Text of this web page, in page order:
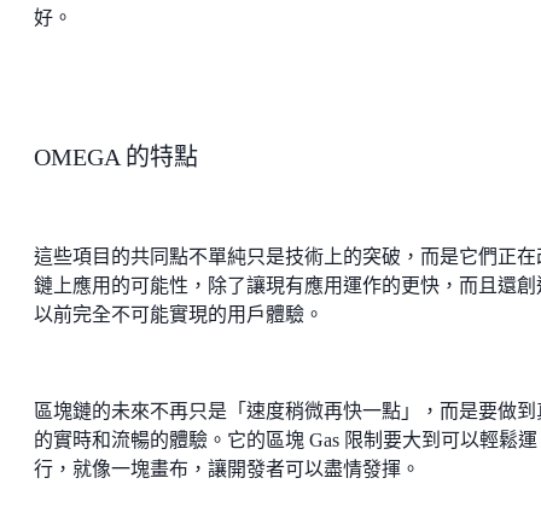
好。
OMEGA 的特點
這些項目的共同點不單純只是技術上的突破，而是它們正在
鏈上應用的可能性，除了讓現有應用運作的更快，而且還創
以前完全不可能實現的用戶體驗。
區塊鏈的未來不再只是「速度稍微再快一點」，而是要做到
的實時和流暢的體驗。它的區塊 Gas 限制要大到可以輕鬆運
行，就像一塊畫布，讓開發者可以盡情發揮。